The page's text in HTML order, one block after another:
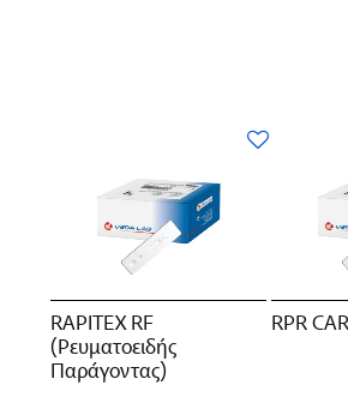
RAPITEX RF
(Ρευματοειδής
Παράγοντας)
RPR